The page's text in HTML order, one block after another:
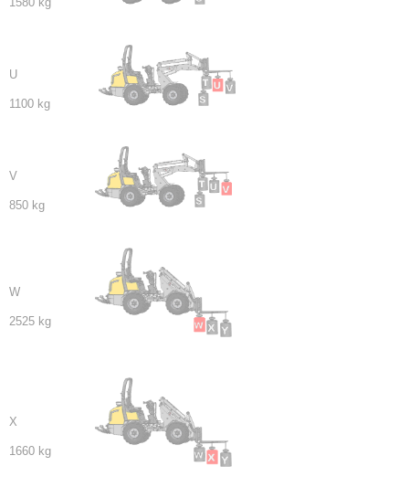
U
1100 kg
V
850 kg
W
2525 kg
X
1660 kg